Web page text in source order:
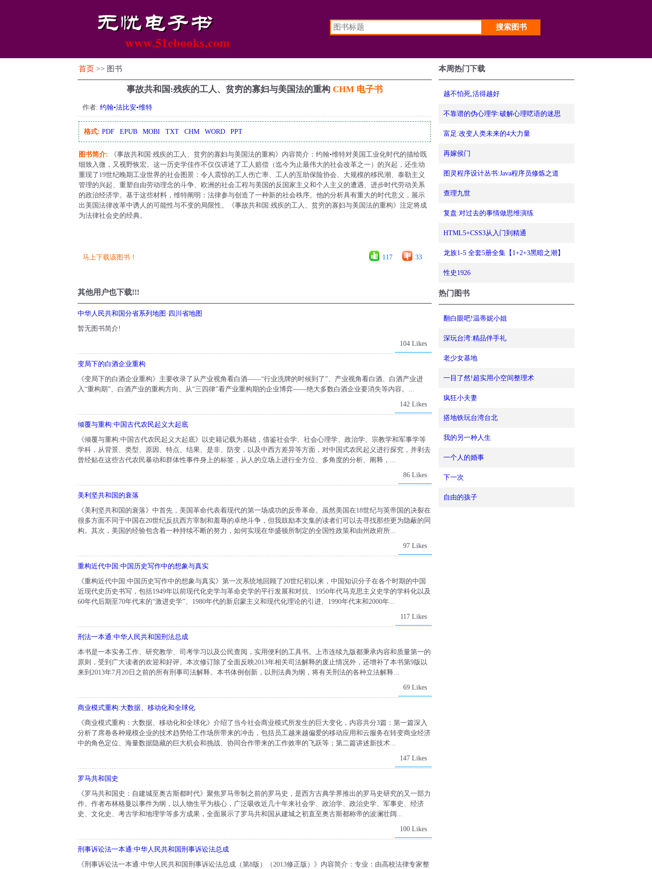
首页 >> 图书
事故共和国:残疾的工人、贫穷的寡妇与美国法的重构 CHM 电子书
作者: 约翰•法比安•维特
格式: PDF EPUB MOBI TXT CHM WORD PPT
图书简介: 《事故共和国:残疾的工人、贫穷的寡妇与美国法的重构》内容简介：约翰•维特对美国工业化时代的描绘既
细致入微，又视野恢宏。这一历史学佳作不仅仅讲述了工人赔偿（迄今为止最伟大的社会改革之一）的兴起，还生动
重现了19世纪晚期工业世界的社会图景：令人震惊的工人伤亡率、工人的互助保险协会、大规模的移民潮、泰勒主义
管理的兴起、重塑自由劳动理念的斗争、欧洲的社会工程与美国的反国家主义和个人主义的遭遇、进步时代劳动关系
的政治经济学。基于这些材料，维特阐明：法律参与创造了一种新的社会秩序。他的分析具有重大的时代意义，展示
出美国法律改革中诱人的可能性与不变的局限性。《事故共和国:残疾的工人、贫穷的寡妇与美国法的重构》注定将成
为法律社会史的经典。
马上下载该图书！ 117 33
其他用户也下载!!!
中华人民共和国分省系列地图·四川省地图
暂无图书简介!
104 Likes
变局下的白酒企业重构
《变局下的白酒企业重构》主要收录了从产业视角看白酒——“行业洗牌的时候到了”、产业视角看白酒、白酒产业进
入“重构期”、白酒产业的重构方向、从“三四律”看产业重构期的企业博弈——绝大多数白酒企业要消失等内容。...
142 Likes
倾覆与重构:中国古代农民起义大起底
《倾覆与重构:中国古代农民起义大起底》以史籍记载为基础，借鉴社会学、社会心理学、政治学、宗教学和军事学等
学科，从背景、类型、原因、特点、结果、是非、防变，以及中西方差异等方面，对中国式农民起义进行探究，并剥去
曾经贴在这些古代农民暴动和群体性事件身上的标签，从人的立场上进行全方位、多角度的分析、阐释，...
86 Likes
美利坚共和国的衰落
《美利坚共和国的衰落》中首先，美国革命代表着现代的第一场成功的反帝革命。虽然美国在18世纪与英帝国的决裂在
很多方面不同于中国在20世纪反抗西方宰制和羞辱的卓绝斗争，但我鼓励本文集的读者们可以去寻找那些更为隐蔽的同
构。其次，美国的经验包含着一种持续不断的努力，如何实现在华盛顿所制定的全国性政策和由州政府所...
97 Likes
重构近代中国:中国历史写作中的想象与真实
《重构近代中国:中国历史写作中的想象与真实》第一次系统地回顾了20世纪初以来，中国知识分子在各个时期的中国
近现代史历史书写，包括1949年以前现代化史学与革命史学的平行发展和对抗、1950年代马克思主义史学的学科化以及
60年代后期至70年代末的“激进史学”、1980年代的新启蒙主义和现代化理论的引进、1990年代末和2000年...
117 Likes
刑法一本通:中华人民共和国刑法总成
本书是一本实务工作、研究教学、司考学习以及公民查阅，实用便利的工具书。上市连续九版都秉承内容和质量第一的
原则，受到广大读者的欢迎和好评。本次修订除了全面反映2013年相关司法解释的废止情况外，还增补了本书第9版以
来到2013年7月20日之前的所有刑事司法解释。本书体例创新，以刑法典为纲，将有关刑法的各种立法解释...
69 Likes
商业模式重构:大数据、移动化和全球化
《商业模式重构：大数据、移动化和全球化》介绍了当今社会商业模式所发生的巨大变化，内容共分3篇：第一篇深入
分析了席卷各种规模企业的技术趋势给工作场所带来的冲击，包括员工越来越偏爱的移动应用和云服务在转变商业经济
中的角色定位、海量数据隐藏的巨大机会和挑战、协同合作带来的工作效率的飞跃等；第二篇讲述新技术...
147 Likes
罗马共和国史
《罗马共和国史：自建城至奥古斯都时代》聚焦罗马帝制之前的罗马史，是西方古典学界推出的罗马史研究的又一部力
作。作者布林格曼以事件为纲，以人物生平为核心，广泛吸收近几十年来社会学、政治学、政治史学、军事史、经济
史、文化史、考古学和地理学等多方成果，全面展示了罗马共和国从建城之初直至奥古斯都称帝的波澜壮阔...
100 Likes
刑事诉讼法一本通:中华人民共和国刑事诉讼法总成
《刑事诉讼法一本通:中华人民共和国刑事诉讼法总成（第8版）（2013修正版）》内容简介：专业：由高校法律专家整
本周热门下载
越不怕死,活得越好
不靠谱的伪心理学:破解心理呓语的迷思
富足:改变人类未来的4大力量
再嫁侯门
图灵程序设计丛书:Java程序员修炼之道
查理九世
复盘:对过去的事情做思维演练
HTML5+CSS3从入门到精通
龙族1-5 全套5册全集【1+2+3黑暗之潮】
性史1926
热门图书
翻白眼吧!温蒂妮小姐
深玩台湾:精品伴手礼
老少女基地
一目了然!超实用小空间整理术
疯狂小夫妻
搭地铁玩台湾台北
我的另一种人生
一个人的婚事
下一次
自由的孩子